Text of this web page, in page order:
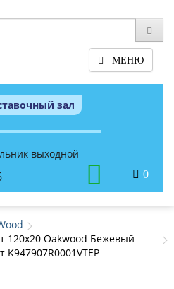
МЕНЮ
зал
выходной
0
120x20 Oakwood Бежевый